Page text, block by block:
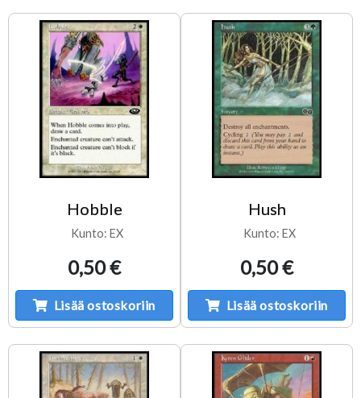
Hobble
Kunto: EX
0,50 €
Lisää ostoskoriin
Hush
Kunto: EX
0,50 €
Lisää ostoskoriin